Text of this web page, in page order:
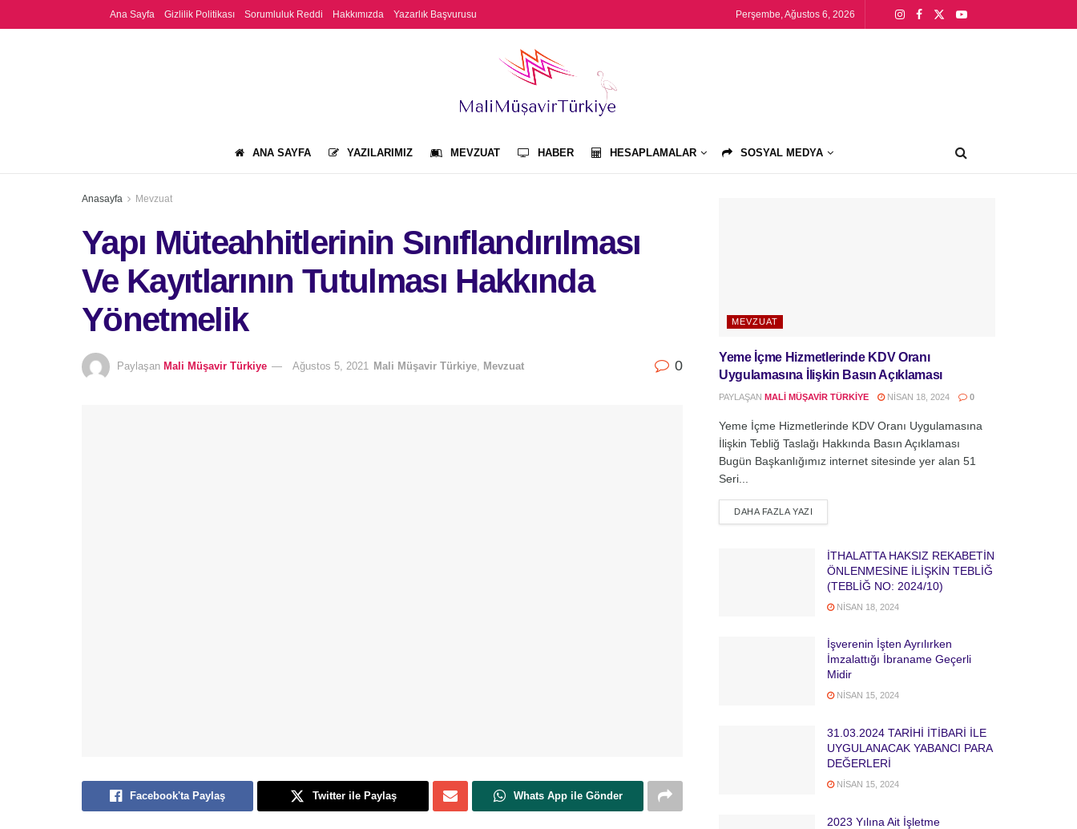
Ana Sayfa Gizlilik Politikası Sorumluluk Reddi Hakkımızda Yazarlık Başvurusu Perşembe, Ağustos 6, 2026
ANA SAYFA YAZILARIMIZ MEVZUAT HABER HESAPLAMALAR SOSYAL MEDYA
Anasayfa Mevzuat
Yapı Müteahhitlerinin Sınıflandırılması
Ve Kayıtlarının Tutulması Hakkında
Yönetmelik
Paylaşan Mali Müşavir Türkiye Ağustos 5, 2021 Mali Müşavir Türkiye Mevzuat 0
Facebook'ta Paylaş Twitter ile Paylaş Whats App ile Gönder
MEVZUAT
Yeme İçme Hizmetlerinde KDV Oranı
Uygulamasına İlişkin Basın Açıklaması
PAYLAŞAN MALI MÜŞAVIR TÜRKIYE NISAN 18, 2024 0
Yeme İçme Hizmetlerinde KDV Oranı Uygulamasına
İlişkin Tebliğ Taslağı Hakkında Basın Açıklaması
Bugün Başkanlığımız internet sitesinde yer alan 51
Seri...
DAHA FAZLA YAZI
İTHALATTA HAKSIZ REKABETİN
ÖNLENMESİNE İLİŞKİN TEBLİĞ
(TEBLİĞ NO: 2024/10)
NISAN 18, 2024
İşverenin İşten Ayrılırken
İmzalattığı İbraname Geçerli
Midir
NISAN 15, 2024
31.03.2024 TARİHİ İTİBARİ İLE
UYGULANACAK YABANCI PARA
DEĞERLERİ
NISAN 15, 2024
2023 Yılına Ait İşletme